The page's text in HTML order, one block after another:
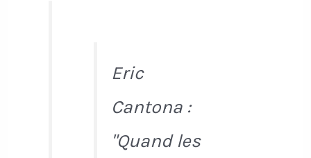
Eric
Cantona :
"Quand les